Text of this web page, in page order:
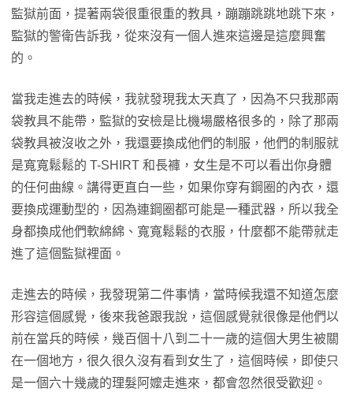
監獄前面，提著兩袋很重很重的教具，蹦蹦跳跳地跳下來，
監獄的警衛告訴我，從來沒有一個人進來這邊是這麼興奮
的。
當我走進去的時候，我就發現我太天真了，因為不只我那兩
袋教具不能帶，監獄的安檢是比機場嚴格很多的，除了那兩
袋教具被沒收之外，我還要換成他們的制服，他們的制服就
是寬寬鬆鬆的 T-SHIRT 和長褲，女生是不可以看出你身體
的任何曲線。講得更直白一些，如果你穿有鋼圈的內衣，還
要換成運動型的，因為連鋼圈都可能是一種武器，所以我全
身都換成他們軟綿綿、寬寬鬆鬆的衣服，什麼都不能帶就走
進了這個監獄裡面。
走進去的時候，我發現第二件事情，當時候我還不知道怎麼
形容這個感覺，後來我爸跟我說，這個感覺就很像是他們以
前在當兵的時候，幾百個十八到二十一歲的這個大男生被關
在一個地方，很久很久沒有看到女生了，這個時候，即使只
是一個六十幾歲的理髮阿嬤走進來，都會忽然很受歡迎。